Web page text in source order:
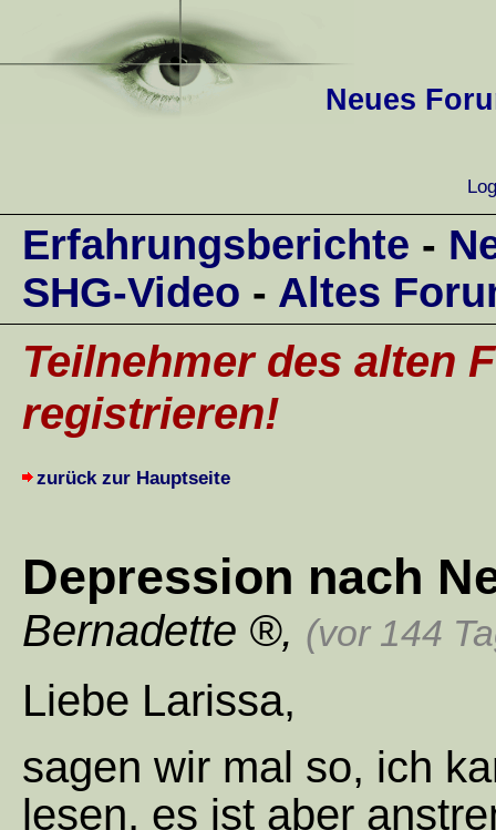
Neues
Erfahrungsberichte -
SHG-Video - Altes
Teilnehmer des alten
registrieren!
zurück zur Hauptseite
Depression nach
Bernadette , (vor 144
Liebe Larissa,
sagen wir mal so, ich
lesen, es ist aber